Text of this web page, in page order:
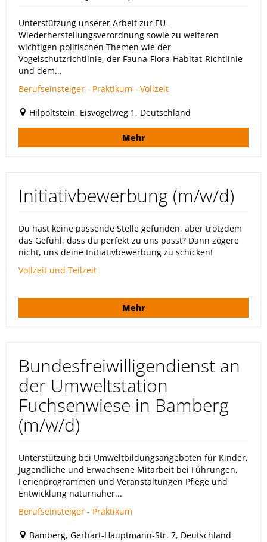
Unterstützung unserer Arbeit zur EU-
Wiederherstellungsverordnung sowie zu weiteren
wichtigen politischen Themen wie der
Vogelschutzrichtlinie, der Fauna-Flora-Habitat-Richtlinie
und dem...
Berufseinsteiger - Praktikum - Vollzeit
Hilpoltstein, Eisvogelweg 1, Deutschland
Mehr
Initiativbewerbung (m/w/d)
Du hast keine passende Stelle gefunden, aber trotzdem
das Gefühl, dass du perfekt zu uns passt? Dann zögere
nicht, uns deine Initiativbewerbung zu schicken!
Vollzeit und Teilzeit
Mehr
Bundesfreiwilligendienst an
der Umweltstation
Fuchsenwiese in Bamberg
(m/w/d)
Unterstützung bei Umweltbildungsangeboten für Kinder,
Jugendliche und Erwachsene Mitarbeit bei Führungen,
Ferienprogrammen und Veranstaltungen Pflege und
Entwicklung naturnaher...
Berufseinsteiger - Praktikum
Bamberg, Gerhart-Hauptmann-Str. 7, Deutschland